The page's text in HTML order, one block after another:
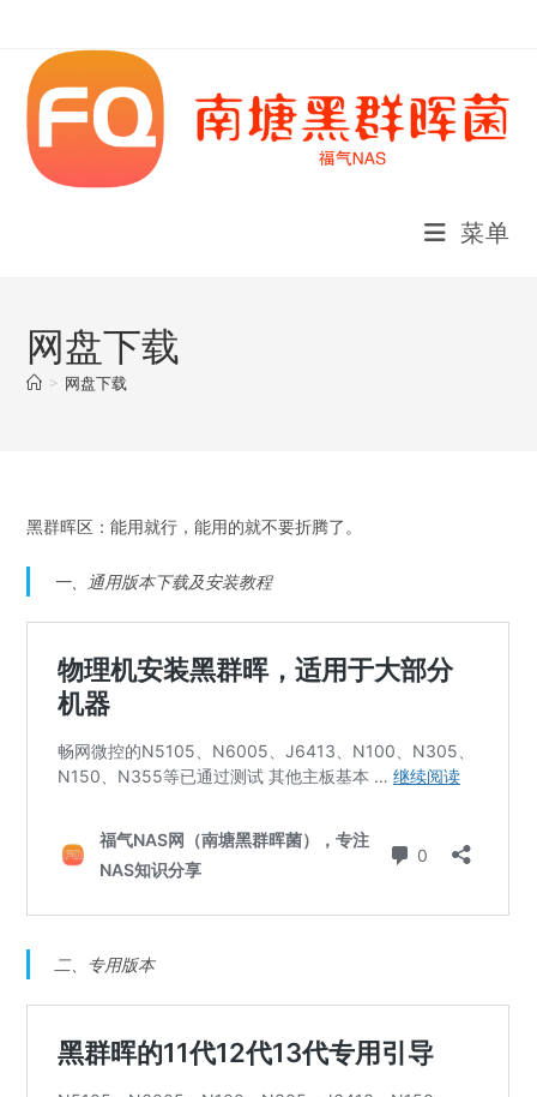
content
菜单
网盘下载
> 网盘下载
黑群晖区：能用就行，能用的就不要折腾了。
一、通用版本下载及安装教程
二、专用版本